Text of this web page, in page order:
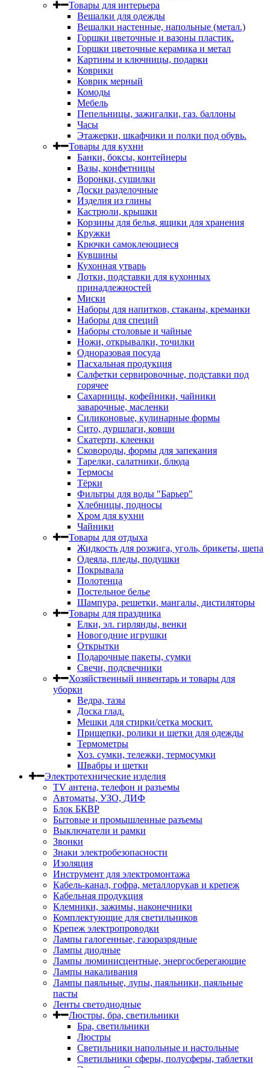
Товары для интерьера
Вешалки для одежды
Вешалки настенные, напольные (метал.)
Горшки цветочные и вазоны пластик.
Горшки цветочные керамика и метал
Картины и ключницы, подарки
Коврики
Коврик мерный
Комоды
Мебель
Пепельницы, зажигалки, газ. баллоны
Часы
Этажерки, шкафчики и полки под обувь.
Товары для кухни
Банки, боксы, контейнеры
Вазы, конфетницы
Воронки, сушилки
Доски разделочные
Изделия из глины
Кастрюли, крышки
Корзины для белья, ящики для хранения
Кружки
Крючки самоклеющиеся
Кувшины
Кухонная утварь
Лотки, подставки для кухонных
принадлежностей
Миски
Наборы для напитков, стаканы, креманки
Наборы для специй
Наборы столовые и чайные
Ножи, открывалки, точилки
Одноразовая посуда
Пасхальная продукция
Салфетки сервировочные, подставки под
горячее
Сахарницы, кофейники, чайники
заварочные, масленки
Силиконовые, кулинарные формы
Сито, дуршлаги, ковши
Скатерти, клеенки
Сковороды, формы для запекания
Тарелки, салатники, блюда
Термосы
Тёрки
Фильтры для воды "Барьер"
Хлебницы, подносы
Хром для кухни
Чайники
Товары для отдыха
Жидкость для розжига, уголь, брикеты, щепа
Одеяла, пледы, подушки
Покрывала
Полотенца
Постельное белье
Шампура, решетки, мангалы, дистиляторы
Товары для праздника
Елки, эл. гирлянды, венки
Новогодние игрушки
Открытки
Подарочные пакеты, сумки
Свечи, подсвечники
Хозяйственный инвентарь и товары для
уборки
Ведра, тазы
Доска глад.
Мешки для стирки/сетка москит.
Прищепки, ролики и щетки для одежды
Термометры
Хоз. сумки, тележки, термосумки
Швабры и щетки
Электротехнические изделия
TV aнтена, телефон и разъемы
Автоматы, УЗО, ДИФ
Блок БКВР
Бытовые и промышленные разъемы
Выключатели и рамки
Звонки
Знаки электробезопасности
Изоляция
Инструмент для электромонтажа
Кабель-канал, гофра, металлорукав и крепеж
Кабельная продукция
Клемники, зажимы, наконечники
Комплектующие для светильников
Крепеж электропроводки
Лампы галогенные, газоразрядные
Лампы диодные
Лампы люминисцентные, энергосберегающие
Лампы накаливания
Лампы паяльные, лупы, паяльники, паяльные
пасты
Ленты светодиодные
Люстры, бра, светильники
Бра, светильники
Люстры
Светильники напольные и настольные
Светильники сферы, полусферы, таблетки